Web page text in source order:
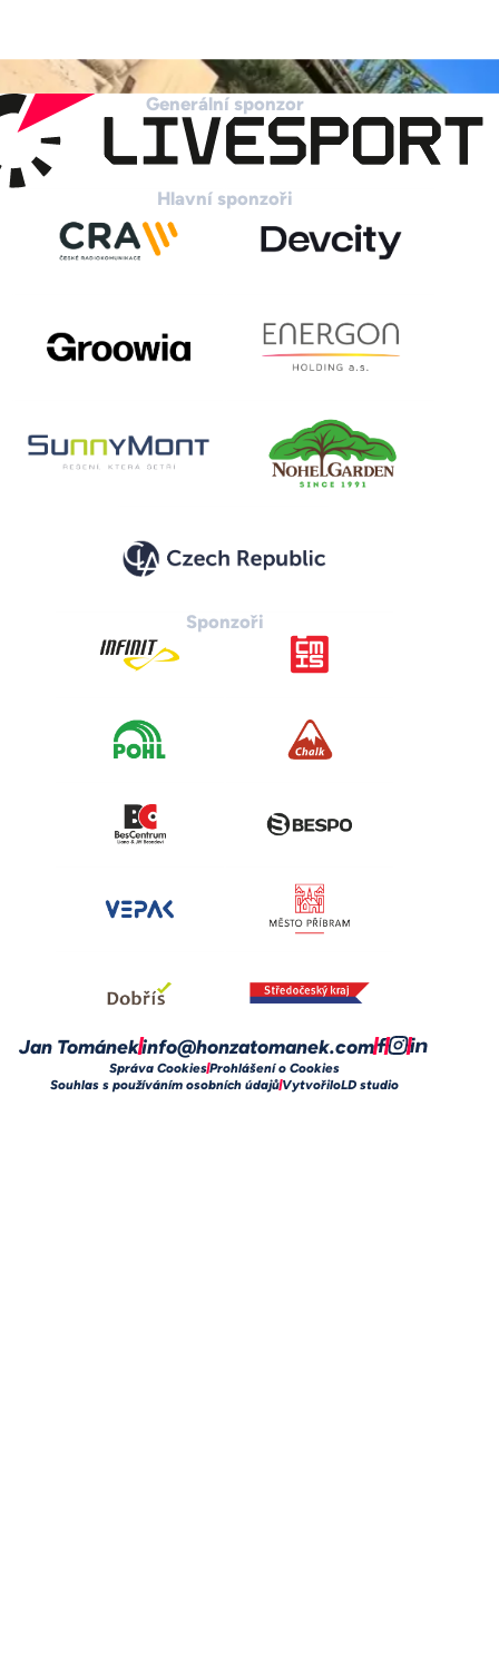
Generální sponzor
Hlavní sponzoři
Sponzoři
Jan Tománekinfo@honzatomanek.com
Správa CookiesProhlášení o Cookies
Souhlas s používáním osobních údajůVytvořiloLD studio